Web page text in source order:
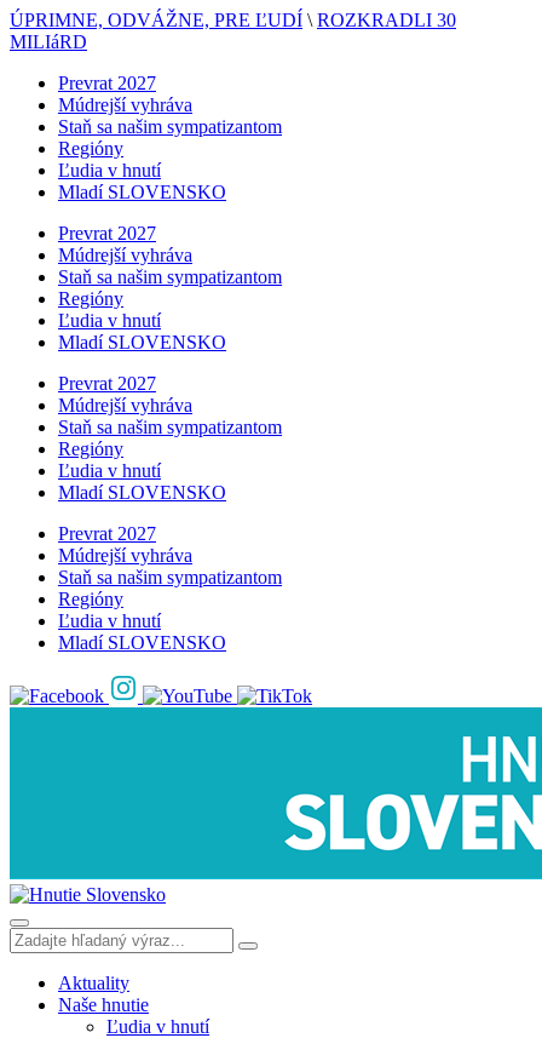
ÚPRIMNE, ODVÁŽNE, PRE ĽUDÍ \ ROZKRADLI 30
MILIáRD
Prevrat 2027
Múdrejší vyhráva
Staň sa našim sympatizantom
Regióny
Ľudia v hnutí
Mladí SLOVENSKO
Prevrat 2027
Múdrejší vyhráva
Staň sa našim sympatizantom
Regióny
Ľudia v hnutí
Mladí SLOVENSKO
Prevrat 2027
Múdrejší vyhráva
Staň sa našim sympatizantom
Regióny
Ľudia v hnutí
Mladí SLOVENSKO
Prevrat 2027
Múdrejší vyhráva
Staň sa našim sympatizantom
Regióny
Ľudia v hnutí
Mladí SLOVENSKO
Aktuality
Naše hnutie
Ľudia v hnutí